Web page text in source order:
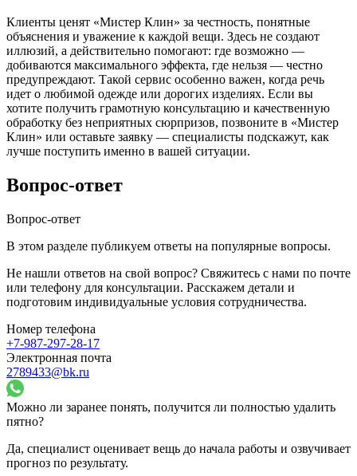
Клиенты ценят «Мистер Клин» за честность, понятные
объяснения и уважение к каждой вещи. Здесь не создают
иллюзий, а действительно помогают: где возможно —
добиваются максимального эффекта, где нельзя — честно
предупреждают. Такой сервис особенно важен, когда речь
идет о любимой одежде или дорогих изделиях. Если вы
хотите получить грамотную консультацию и качественную
обработку без неприятных сюрпризов, позвоните в «Мистер
Клин» или оставьте заявку — специалисты подскажут, как
лучше поступить именно в вашей ситуации.
Вопрос-ответ
Вопрос-ответ
В этом разделе публикуем ответы на популярные вопросы.
Не нашли ответов на свой вопрос? Свяжитесь с нами по почте
или телефону для консультации. Расскажем детали и
подготовим индивидуальные условия сотрудничества.
Номер телефона
+7-987-297-28-17
Электронная почта
2789433@bk.ru
Можно ли заранее понять, получится ли полностью удалить
пятно?
Да, специалист оценивает вещь до начала работы и озвучивает
прогноз по результату.